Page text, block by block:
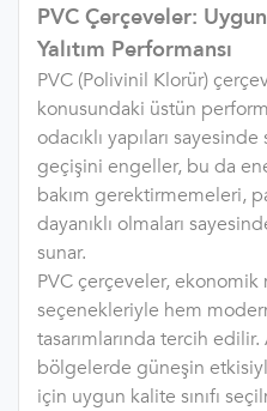
PVC Çerçeveler:
Yalıtım Performansı
PVC (Polivinil Klorür)
konusundaki üstün
odacıklı yapıları
geçişini engeller, bu da
bakım gerektirmemeleri,
dayanıklı olmaları
sunar.
PVC çerçeveler,
seçenekleriyle hem
tasarımlarında tercih edilir.
bölgelerde güneşin
için uygun kalite sınıfı